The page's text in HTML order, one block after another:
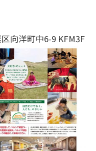
向洋町中6-9 KFM3F